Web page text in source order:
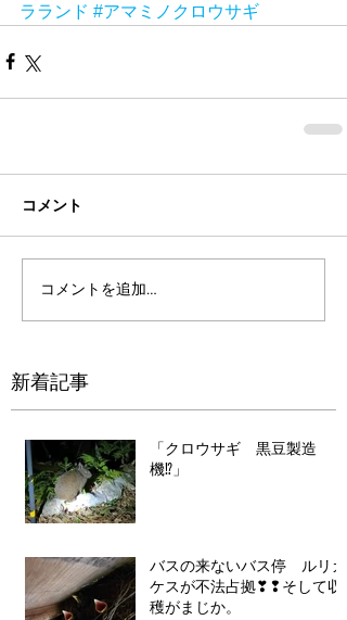
ラランド #アマミノクロウサギ
コメント
コメントを追加…
新着記事
「クロウサギ 黒豆製造
機⁉」
バスの来ないバス停 ルリカ
ケスが不法占拠❣❢そして収
穫がまじか。